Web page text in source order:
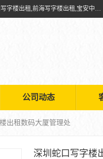
深圳鑫企通投资发展有限公司提供福田写字楼出租,福田中心区写字楼出租,后海写字楼出租,科技园写字楼出租,南山写字楼出租,前海写字楼出租,宝安中心写字楼出租,车公庙写字楼出租,深圳写字楼出租，欢迎有需要的朋友前来咨询。
公司动态
出租数码大厦管理处
深圳蛇口写字楼